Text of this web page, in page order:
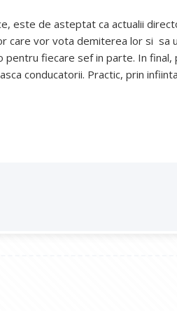
este de asteptat ca actualii
care vor vota demiterea lor si sa
pentru fiecare sef in parte. In final,
conducatorii. Practic, prin